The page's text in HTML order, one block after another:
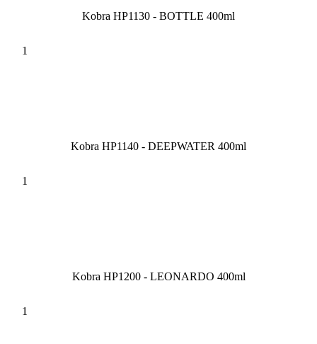
Kobra HP1130 - BOTTLE 400ml
Kobra HP1140 - DEEPWATER 400ml
Kobra HP1200 - LEONARDO 400ml